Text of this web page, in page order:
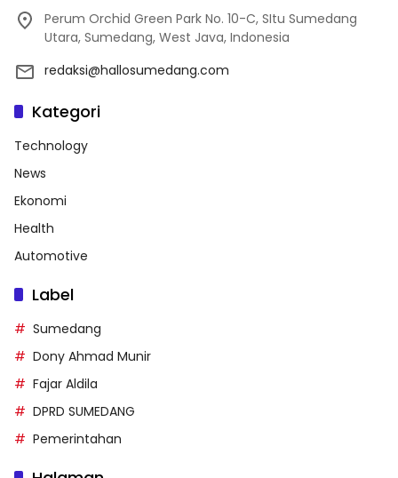
Perum Orchid Green Park No. 10-C, SItu Sumedang
Utara, Sumedang, West Java, Indonesia
redaksi@hallosumedang.com
Kategori
Technology
News
Ekonomi
Health
Automotive
Label
Sumedang
Dony Ahmad Munir
Fajar Aldila
DPRD SUMEDANG
Pemerintahan